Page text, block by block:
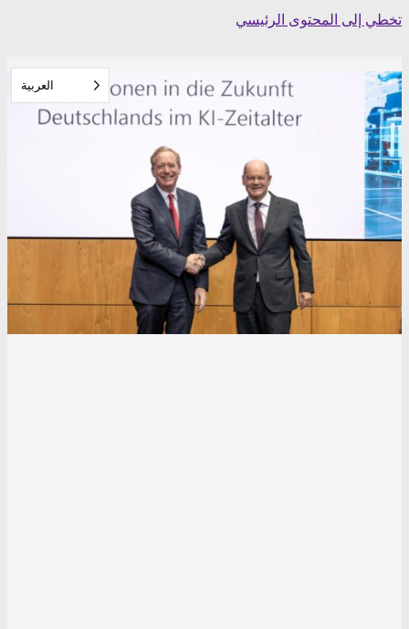
Skip
تخطي إلى المحتوى الرئيسي
العربية‏